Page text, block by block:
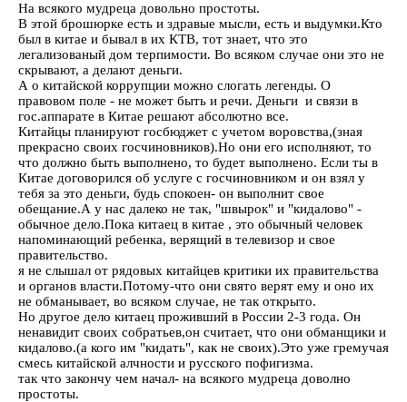
На всякого мудреца довольно простоты.
В этой брошюрке есть и здравые мысли, есть и выдумки.Кто
был в китае и бывал в их КТВ, тот знает, что это
легализованый дом терпимости. Во всяком случае они это не
скрывают, а делают деньги.
А о китайской коррупции можно слогать легенды. О
правовом поле - не может быть и речи. Деньги и связи в
гос.аппарате в Китае решают абсолютно все.
Китайцы планируют госбюджет с учетом воровства,(зная
прекрасно своих госчиновников).Но они его исполняют, то
что должно быть выполнено, то будет выполнено. Если ты в
Китае договорился об услуге с госчиновником и он взял у
тебя за это деньги, будь спокоен- он выполнит свое
обещание.А у нас далеко не так, "швырок" и "кидалово" -
обычное дело.Пока китаец в китае , это обычный человек
напоминающий ребенка, верящий в телевизор и свое
правительство.
я не слышал от рядовых китайцев критики их правительства
и органов власти.Потому-что они свято верят ему и оно их
не обманывает, во всяком случае, не так открыто.
Но другое дело китаец проживший в России 2-3 года. Он
ненавидит своих собратьев,он считает, что они обманщики и
кидалово.(а кого им "кидать", как не своих).Это уже гремучая
смесь китайской алчности и русского пофигизма.
так что закончу чем начал- на всякого мудреца доволно
простоты.